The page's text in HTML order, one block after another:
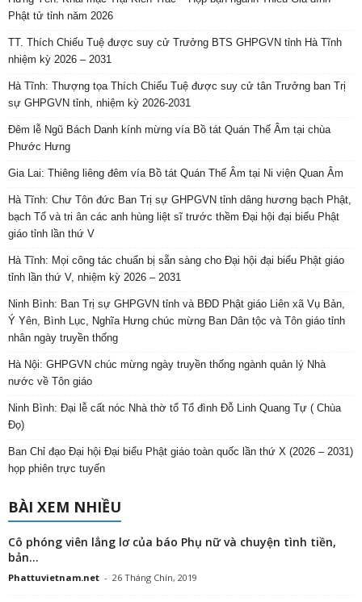
Phật tử tỉnh năm 2026
TT. Thích Chiếu Tuệ được suy cử Trưởng BTS GHPGVN tỉnh Hà Tĩnh
nhiệm kỳ 2026 – 2031
Hà Tĩnh: Thượng tọa Thích Chiếu Tuệ được suy cử tân Trưởng ban Trị
sự GHPGVN tỉnh, nhiệm kỳ 2026-2031
Đêm lễ Ngũ Bách Danh kính mừng vía Bồ tát Quán Thế Âm tại chùa
Phước Hưng
Gia Lai: Thiêng liêng đêm vía Bồ tát Quán Thế Âm tại Ni viện Quan Âm
Hà Tĩnh: Chư Tôn đức Ban Trị sự GHPGVN tỉnh dâng hương bạch Phật,
bạch Tổ và tri ân các anh hùng liệt sĩ trước thềm Đại hội đại biểu Phật
giáo tỉnh lần thứ V
Hà Tĩnh: Mọi công tác chuẩn bị sẵn sàng cho Đại hội đại biểu Phật giáo
tỉnh lần thứ V, nhiệm kỳ 2026 – 2031
Ninh Bình: Ban Trị sự GHPGVN tỉnh và BĐD Phật giáo Liên xã Vụ Bản,
Ý Yên, Bình Lục, Nghĩa Hưng chúc mừng Ban Dân tộc và Tôn giáo tỉnh
nhân ngày truyền thống
Hà Nội: GHPGVN chúc mừng ngày truyền thống ngành quản lý Nhà
nước về Tôn giáo
Ninh Bình: Đại lễ cất nóc Nhà thờ tổ Tổ đình Đỗ Linh Quang Tự ( Chùa
Đọ)
Ban Chỉ đạo Đại hội Đại biểu Phật giáo toàn quốc lần thứ X (2026 – 2031)
họp phiên trực tuyến
BÀI XEM NHIỀU
Cô phóng viên lẳng lơ của báo Phụ nữ và chuyện tình tiền,
bản...
Phattuvietnam.net - 26 Tháng Chín, 2019